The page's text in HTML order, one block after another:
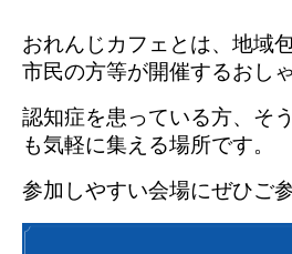
おれんじカフェとは、地域
市民の方等が開催するおし
認知症を患っている方、そ
も気軽に集える場所です。
参加しやすい会場にぜひご